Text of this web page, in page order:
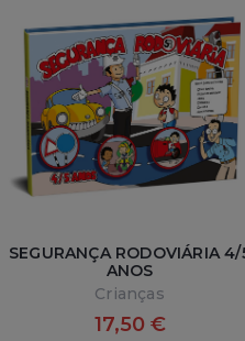
SEGURANÇA RODOVIÁRIA 4/
ANOS
Crianças
17,50 €